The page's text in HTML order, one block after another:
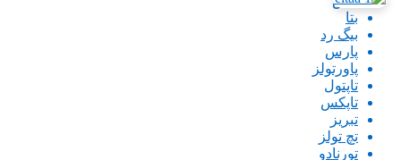
بتا
بیگ رد
پارس
پاورتولز
تاپتول
تاپکس
تبریز
تچ تولز
تورنادو